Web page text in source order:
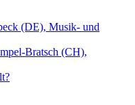
(DE), Musik- und
Bratsch (CH),